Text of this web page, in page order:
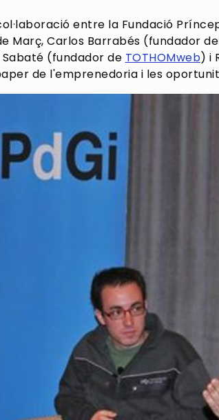
entre la Fundació
Març, Carlos Barrabés (fundador
(fundador de TOTHOMweb) i
de l'emprenedoria i les